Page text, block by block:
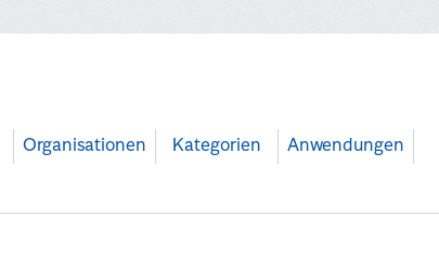
Organisationen Kategorien Anwendungen